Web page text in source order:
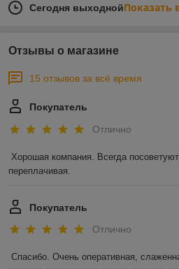
Сегодня выходнойПоказать
Отзывы о магазине
15 отзывов за всё время
Покупатель
Отлично
Хорошая компания. Всегда
переплачивая.
Покупатель
Отлично
Спасибо. Очень оперативная,